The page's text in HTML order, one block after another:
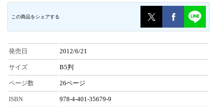
この商品をシェアする
発売日 2012/6/21
サイズ B5判
ページ数 26ページ
ISBN 978-4-401-35679-9